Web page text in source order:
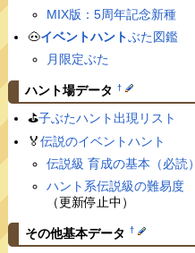
MIX版：5周年記念新種
🐽イベントハントぶた図鑑
月限定ぶた
ハント場データ †
⛳️子ぶたハント出現リスト
🏅伝説のイベントハント
伝説級 育成の基本（必読）
ハント系伝説級の難易度
（更新停止中）
その他基本データ †